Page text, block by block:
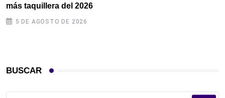
más taquillera del 2026
5 DE AGOSTO DE 2026
BUSCAR